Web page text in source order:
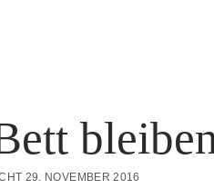
29. NOVEMBER 2016